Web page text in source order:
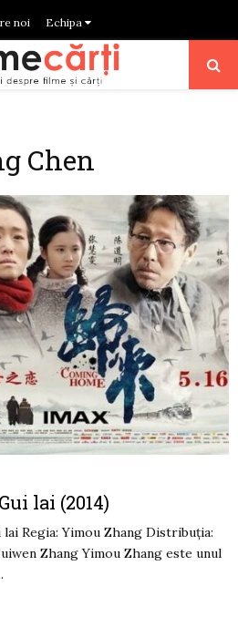
noi Echipa
Chen
lai (2014)
Regia: Yimou Zhang Distribuția:
Zhang Yimou Zhang este unul